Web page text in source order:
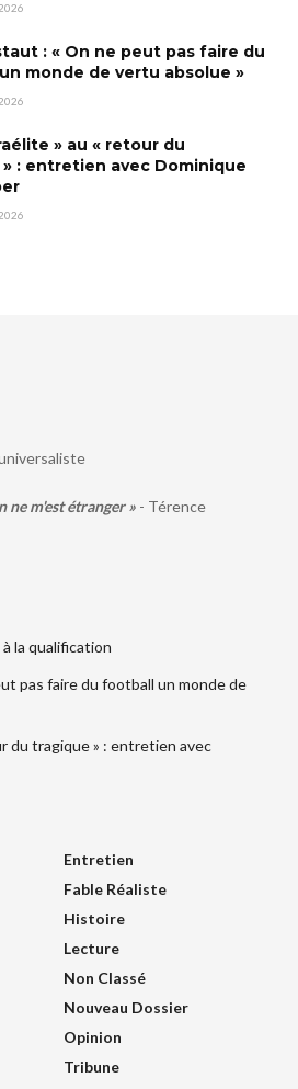
: « On ne peut pas faire du
monde de vertu absolue »
» au « retour du
: entretien avec Dominique
ne m'est étranger » - Térence
la qualification
pas faire du football un monde de
du tragique » : entretien avec
Entretien
Fable Réaliste
Histoire
Lecture
Non Classé
Nouveau Dossier
Opinion
Tribune